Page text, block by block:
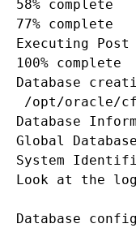
58% complete
77% complete
Executing
100% complete
Database
/opt/oracle/
Database
Global Database
System
Look at the